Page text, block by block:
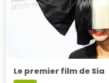
Le premier film de Sia